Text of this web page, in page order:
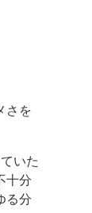
さを
いた
十分
る分